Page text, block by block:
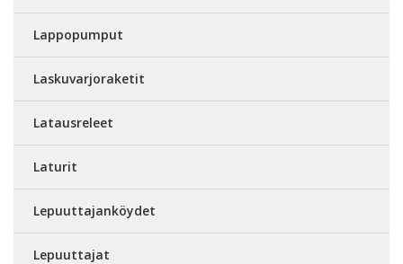
Lappopumput
Laskuvarjoraketit
Latausreleet
Laturit
Lepuuttajanköydet
Lepuuttajat